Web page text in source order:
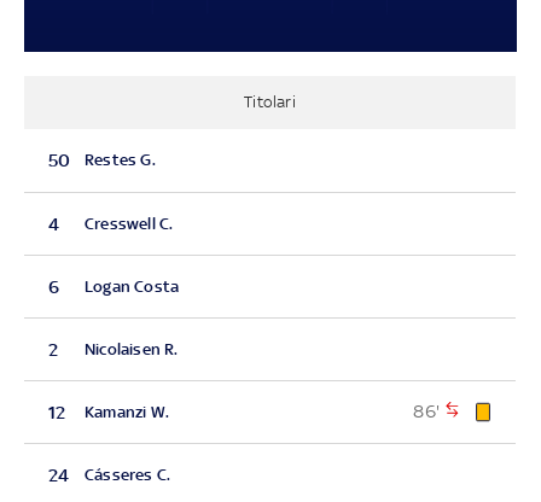
Titolari
50 Restes G.
4 Cresswell C.
6 Logan Costa
2 Nicolaisen R.
12 Kamanzi W. 86'
24 Cásseres C.